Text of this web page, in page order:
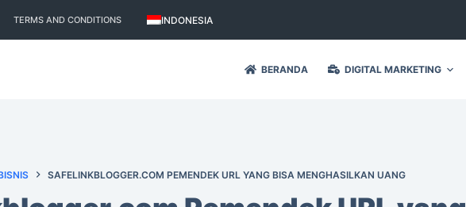
TERMS AND CONDITIONS INDONESIA
BERANDA DIGITAL MARKETING
SAFELINKBLOGGER.COM PEMENDEK URL YANG BISA MENGHASILKAN UANG